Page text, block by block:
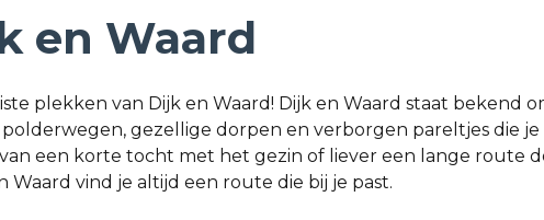
en Waard
plekken van Dijk en Waard! Dijk en Waard staat bekend
gezellige dorpen en verborgen pareltjes die je
een korte tocht met het gezin of liever een lange route
vind je altijd een route die bij je past.